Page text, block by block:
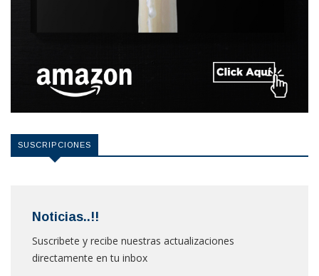
SUSCRIPCIONES
Noticias..!!
Suscribete y recibe nuestras actualizaciones
directamente en tu inbox